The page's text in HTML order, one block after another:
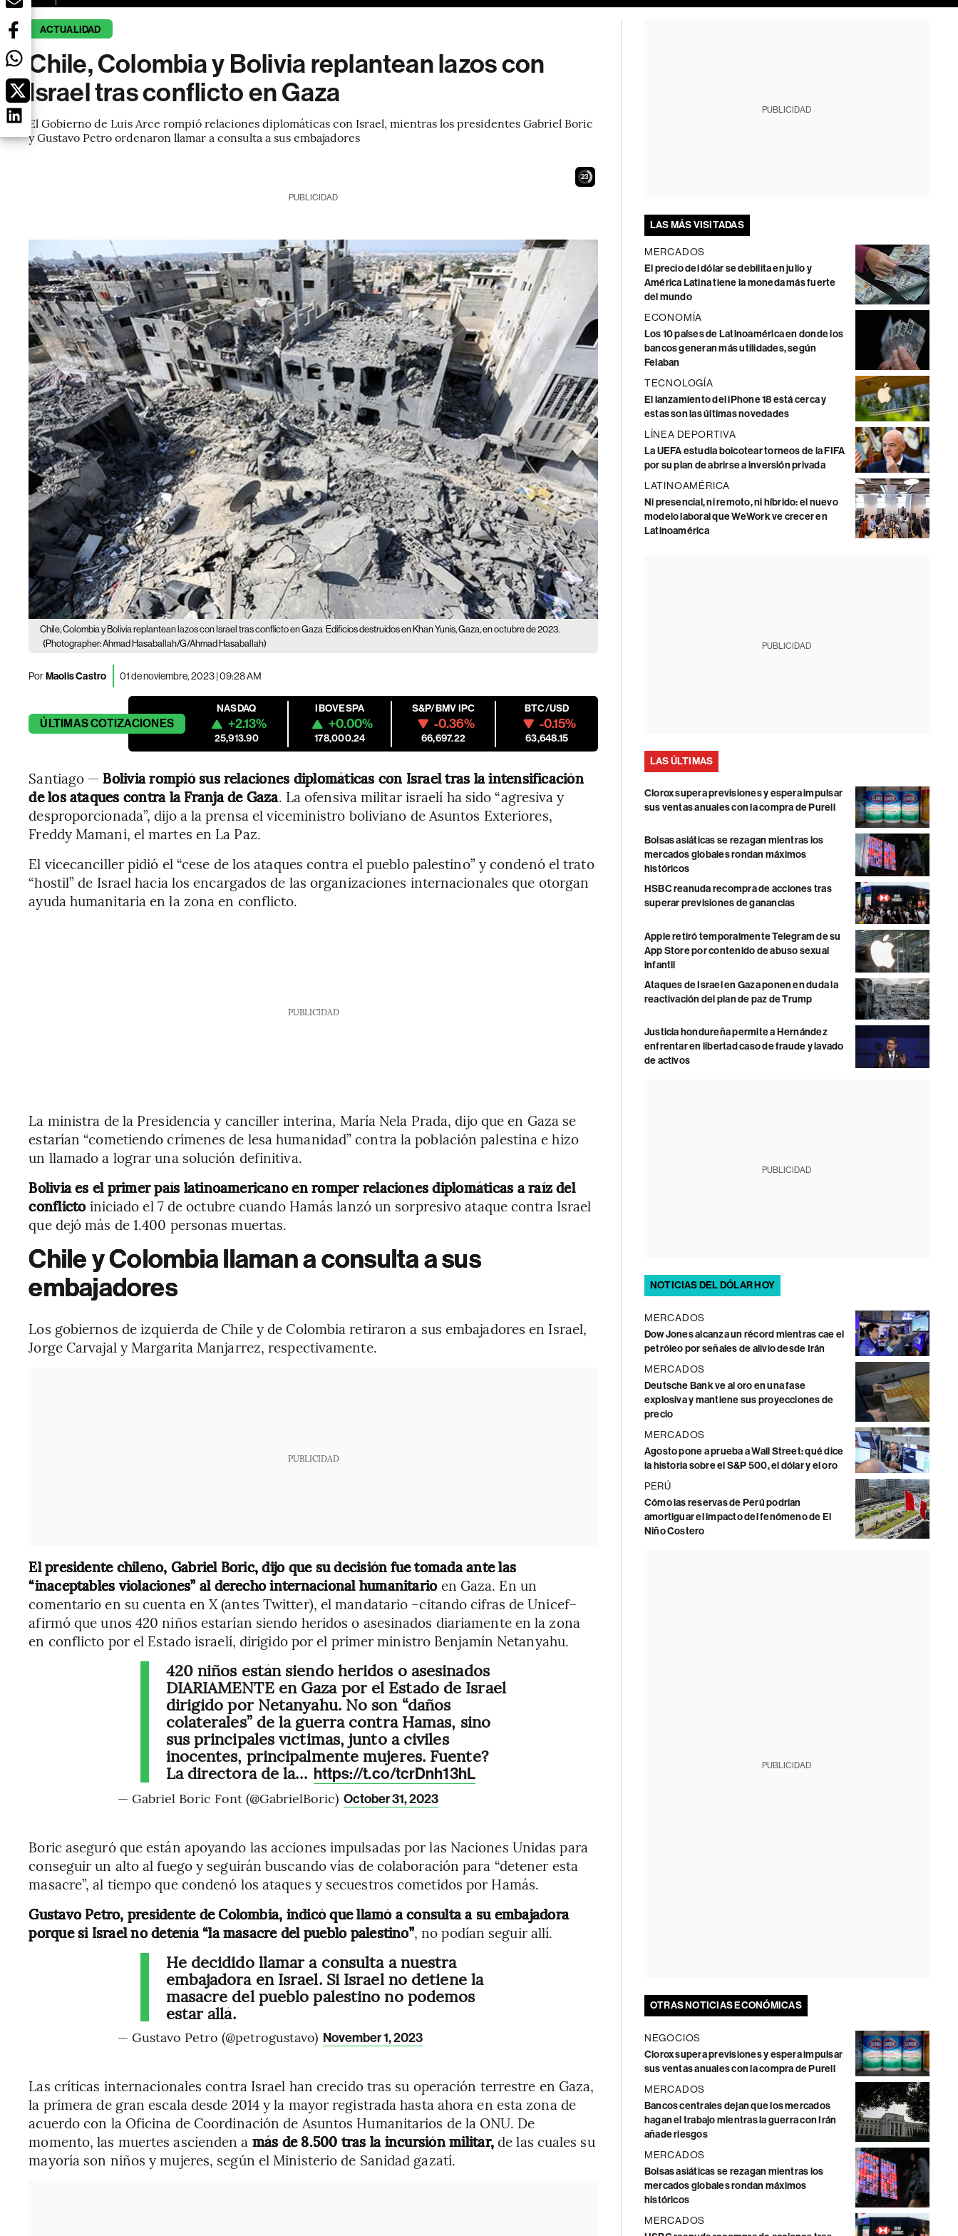
ACTUALIDAD
Chile, Colombia y Bolivia replantean lazos con
Israel tras conflicto en Gaza
El Gobierno de Luis Arce rompió relaciones diplomáticas con Israel, mientras los presidentes Gabriel Boric
y Gustavo Petro ordenaron llamar a consulta a sus embajadores
22
PUBLICIDAD
Chile, Colombia y Bolivia replantean lazos con Israel tras conflicto en Gaza Edificios destruidos en Khan Yunis, Gaza, en octubre de 2023.
(Photographer: Ahmad Hasaballah/G/Ahmad Hasaballah)
PorMaolis Castro 01 de noviembre, 2023 | 09:28 AM
ÚLTIMASCOTIZACIONES
NASDAQ
+2.13%
25,913.90
IBOVESPA
+0.00%
178,000.24
S&P/BMV IPC
-0.36%
66,697.22
BTC/USD
-0.15%
63,648.15
Santiago — Bolivia rompió sus relaciones diplomáticas con Israel tras la intensificación
de los ataques contra la Franja de Gaza. La ofensiva militar israelí ha sido “agresiva y
desproporcionada”, dijo a la prensa el viceministro boliviano de Asuntos Exteriores,
Freddy Mamani, el martes en La Paz.
El vicecanciller pidió el “cese de los ataques contra el pueblo palestino” y condenó el trato
“hostil” de Israel hacia los encargados de las organizaciones internacionales que otorgan
ayuda humanitaria en la zona en conflicto.
PUBLICIDAD
La ministra de la Presidencia y canciller interina, María Nela Prada, dijo que en Gaza se
estarían “cometiendo crímenes de lesa humanidad” contra la población palestina e hizo
un llamado a lograr una solución definitiva.
Bolivia es el primer país latinoamericano en romper relaciones diplomáticas a raíz del
conflictoiniciado el 7 de octubre cuando Hamás lanzó un sorpresivo ataque contra Israel
que dejó más de 1.400 personas muertas.
Chile y Colombia llaman a consulta a sus
embajadores
Los gobiernos de izquierda de Chile y de Colombia retiraron a sus embajadores en Israel,
Jorge Carvajal y Margarita Manjarrez, respectivamente.
PUBLICIDAD
El presidente chileno, Gabriel Boric, dijo que su decisión fue tomada ante las
“inaceptables violaciones” al derecho internacional humanitarioen Gaza. En un
comentario en su cuenta en X (antes Twitter), el mandatario –citando cifras de Unicef–
afirmó que unos 420 niños estarían siendo heridos o asesinados diariamente en la zona
en conflicto por el Estado israelí, dirigido por el primer ministro Benjamín Netanyahu.
420 niños están siendo heridos o asesinados
DIARIAMENTE en Gaza por el Estado de Israel
dirigido por Netanyahu. No son “daños
colaterales” de la guerra contra Hamas, sino
sus principales víctimas, junto a civiles
inocentes, principalmente mujeres. Fuente?
La directora de la… https://t.co/tcrDnh13hL
— Gabriel Boric Font (@GabrielBoric) October 31, 2023
Boric aseguró que están apoyando las acciones impulsadas por las Naciones Unidas para
conseguir un alto al fuego y seguirán buscando vías de colaboración para “detener esta
masacre”, al tiempo que condenó los ataques y secuestros cometidos por Hamás.
Gustavo Petro, presidente de Colombia, indicó que llamó a consulta a su embajadora
porque si Israel no detenía “la masacre del pueblo palestino”, no podían seguir allí.
He decidido llamar a consulta a nuestra
embajadora en Israel. Si Israel no detiene la
masacre del pueblo palestino no podemos
estar allá.
— Gustavo Petro (@petrogustavo) November 1, 2023
Las críticas internacionales contra Israel han crecido tras su operación terrestre en Gaza,
la primera de gran escala desde 2014 y la mayor registrada hasta ahora en esta zona de
acuerdo con la Oficina de Coordinación de Asuntos Humanitarios de la ONU. De
momento, las muertes ascienden a más de 8.500 tras la incursión militar,de las cuales su
mayoría son niños y mujeres, según el Ministerio de Sanidad gazatí.
PUBLICIDAD
LAS MÁS VISITADAS
MERCADOS
El precio del dólar se debilita en julio y
América Latina tiene la moneda más fuerte
del mundo
ECONOMÍA
Los 10 países de Latinoamérica en donde los
bancos generan más utilidades, según
Felaban
TECNOLOGÍA
El lanzamiento del iPhone 18 está cerca y
estas son las últimas novedades
LÍNEA DEPORTIVA
La UEFA estudia boicotear torneos de la FIFA
por su plan de abrirse a inversión privada
LATINOAMÉRICA
Ni presencial, ni remoto, ni híbrido: el nuevo
modelo laboral que WeWork ve crecer en
Latinoamérica
PUBLICIDAD
LAS ÚLTIMAS
Clorox supera previsiones y espera impulsar
sus ventas anuales con la compra de Purell
Bolsas asiáticas se rezagan mientras los
mercados globales rondan máximos
históricos
HSBC reanuda recompra de acciones tras
superar previsiones de ganancias
Apple retiró temporalmente Telegram de su
App Store por contenido de abuso sexual
infantil
Ataques de Israel en Gaza ponen en duda la
reactivación del plan de paz de Trump
Justicia hondureña permite a Hernández
enfrentar en libertad caso de fraude y lavado
de activos
PUBLICIDAD
NOTICIAS DEL DÓLAR HOY
MERCADOS
Dow Jones alcanza un récord mientras cae el
petróleo por señales de alivio desde Irán
MERCADOS
Deutsche Bank ve al oro en una fase
explosiva y mantiene sus proyecciones de
precio
MERCADOS
Agosto pone a prueba a Wall Street: qué dice
la historia sobre el S&P 500, el dólar y el oro
PERÚ
Cómo las reservas de Perú podrían
amortiguar el impacto del fenómeno de El
Niño Costero
PUBLICIDAD
OTRAS NOTICIAS ECONÓMICAS
NEGOCIOS
Clorox supera previsiones y espera impulsar
sus ventas anuales con la compra de Purell
MERCADOS
Bancos centrales dejan que los mercados
hagan el trabajo mientras la guerra con Irán
añade riesgos
MERCADOS
Bolsas asiáticas se rezagan mientras los
mercados globales rondan máximos
históricos
MERCADOS